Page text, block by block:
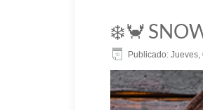
❄️🦀
Publicado: